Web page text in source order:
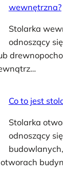
wewnętrzna?
Stolarka
odnoszący
Co to jest
Stolarka
odnoszący